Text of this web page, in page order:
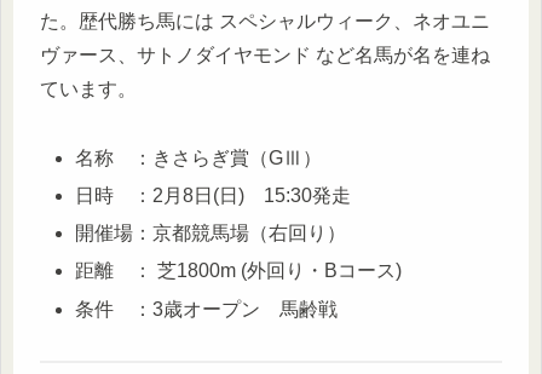
た。歴代勝ち馬には スペシャルウィーク、ネオユニ
ヴァース、サトノダイヤモンド など名馬が名を連ね
ています。
名称 ：きさらぎ賞（GⅢ）
日時 ：2月8日(日) 15:30発走
開催場：京都競馬場（右回り）
距離 ： 芝1800m (外回り・Bコース)
条件 ：3歳オープン 馬齢戦